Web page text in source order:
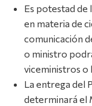
Es potestad de
en materia de
comunicación
o ministro
viceministros o
La entrega del
determinará el